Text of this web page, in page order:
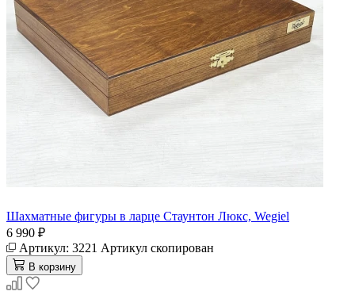
Шахматные фигуры в ларце Стаунтон Люкс, Wegiel
6 990 ₽
Артикул: 3221 Артикул скопирован
В корзину